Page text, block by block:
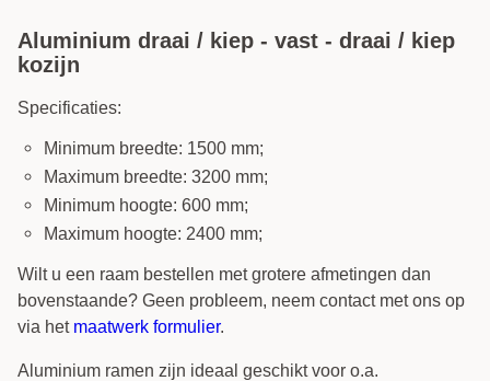
Aluminium draai / kiep - vast - draai / kiep
kozijn
Specificaties:
Minimum breedte: 1500 mm;
Maximum breedte: 3200 mm;
Minimum hoogte: 600 mm;
Maximum hoogte: 2400 mm;
Wilt u een raam bestellen met grotere afmetingen dan
bovenstaande? Geen probleem, neem contact met ons op
via het maatwerk formulier.
Aluminium ramen zijn ideaal geschikt voor o.a.